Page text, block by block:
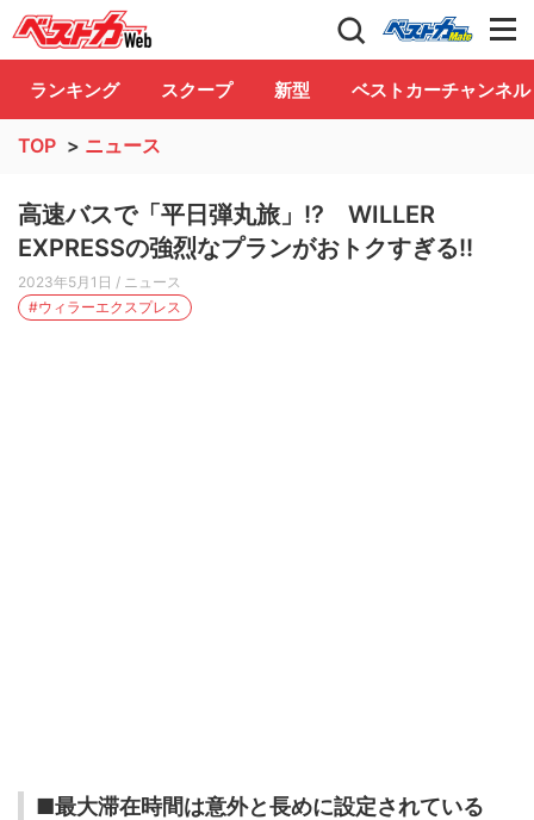
自動車情報誌「ベストカー」 Club
ランキング スクープ 新型 ベストカーチャンネル
TOP > ニュース
高速バスで「平日弾丸旅」!? WILLER
EXPRESSの強烈なプランがおトクすぎる!!
2023年5月1日 / ニュース
#ウィラーエクスプレス
■最大滞在時間は意外と長めに設定されている